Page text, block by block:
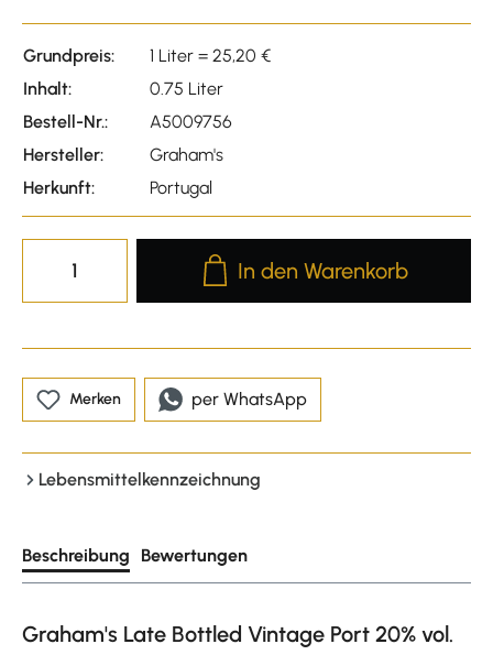
Grundpreis:
1 Liter = 25,20 €
Inhalt:
0.75 Liter
Bestell-Nr.:
A5009756
Hersteller:
Graham's
Herkunft:
Portugal
Produkt Anzahl: Gib den
In den Warenkorb
Merken per WhatsApp
Lebensmittelkennzeichnung
Beschreibung Bewertungen
Graham's Late Bottled Vintage Port 20% vol.